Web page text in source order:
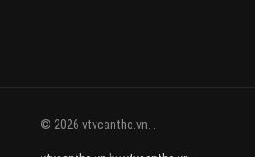
© 2026 vtvcantho.vn. .